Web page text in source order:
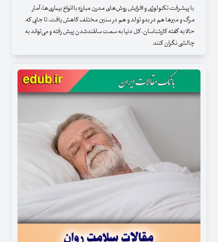
با پیشرفت تکنولوژی و افزایش روش‌های مدرن مبارزه با انواع بیماری‌ها، آمار
مرگ و میرها هم در بدو تولد و هم در سنین مختلف کاهش یافت، تا جایی که
حالا به گفته کارشناسان، کل دنیا به سمت سالمندشدن پیش رفته و می‌تواند به
چالشی نگران کنند